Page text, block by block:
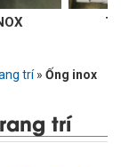
THANH LA
trí» Ống inox
trí